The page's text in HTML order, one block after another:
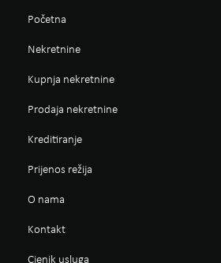
Početna
Nekretnine
Kupnja nekretnine
Prodaja nekretnine
Kreditiranje
Prijenos režija
O nama
Kontakt
Cjenik usluga